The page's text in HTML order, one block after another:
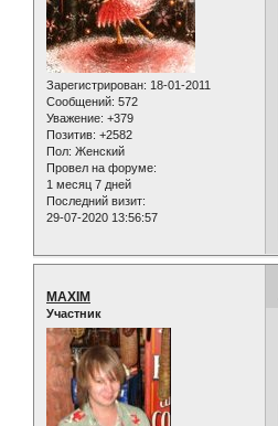
Зарегистрирован: 18-01-2011
Сообщений: 572
Уважение: +379
Позитив: +2582
Пол: Женский
Провел на форуме:
1 месяц 7 дней
Последний визит:
29-07-2020 13:56:57
MAXIM
Участник